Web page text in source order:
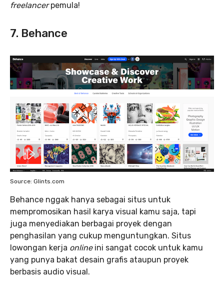
freelancerpemula!
7. Behance
Source: Glints.com
Behance nggak hanya sebagai situs untuk
mempromosikan hasil karya visual kamu saja, tapi
juga menyediakan berbagai proyek dengan
penghasilan yang cukup menguntungkan. Situs
lowongan kerja online ini sangat cocok untuk kamu
yang punya bakat desain grafis ataupun proyek
berbasis audio visual.